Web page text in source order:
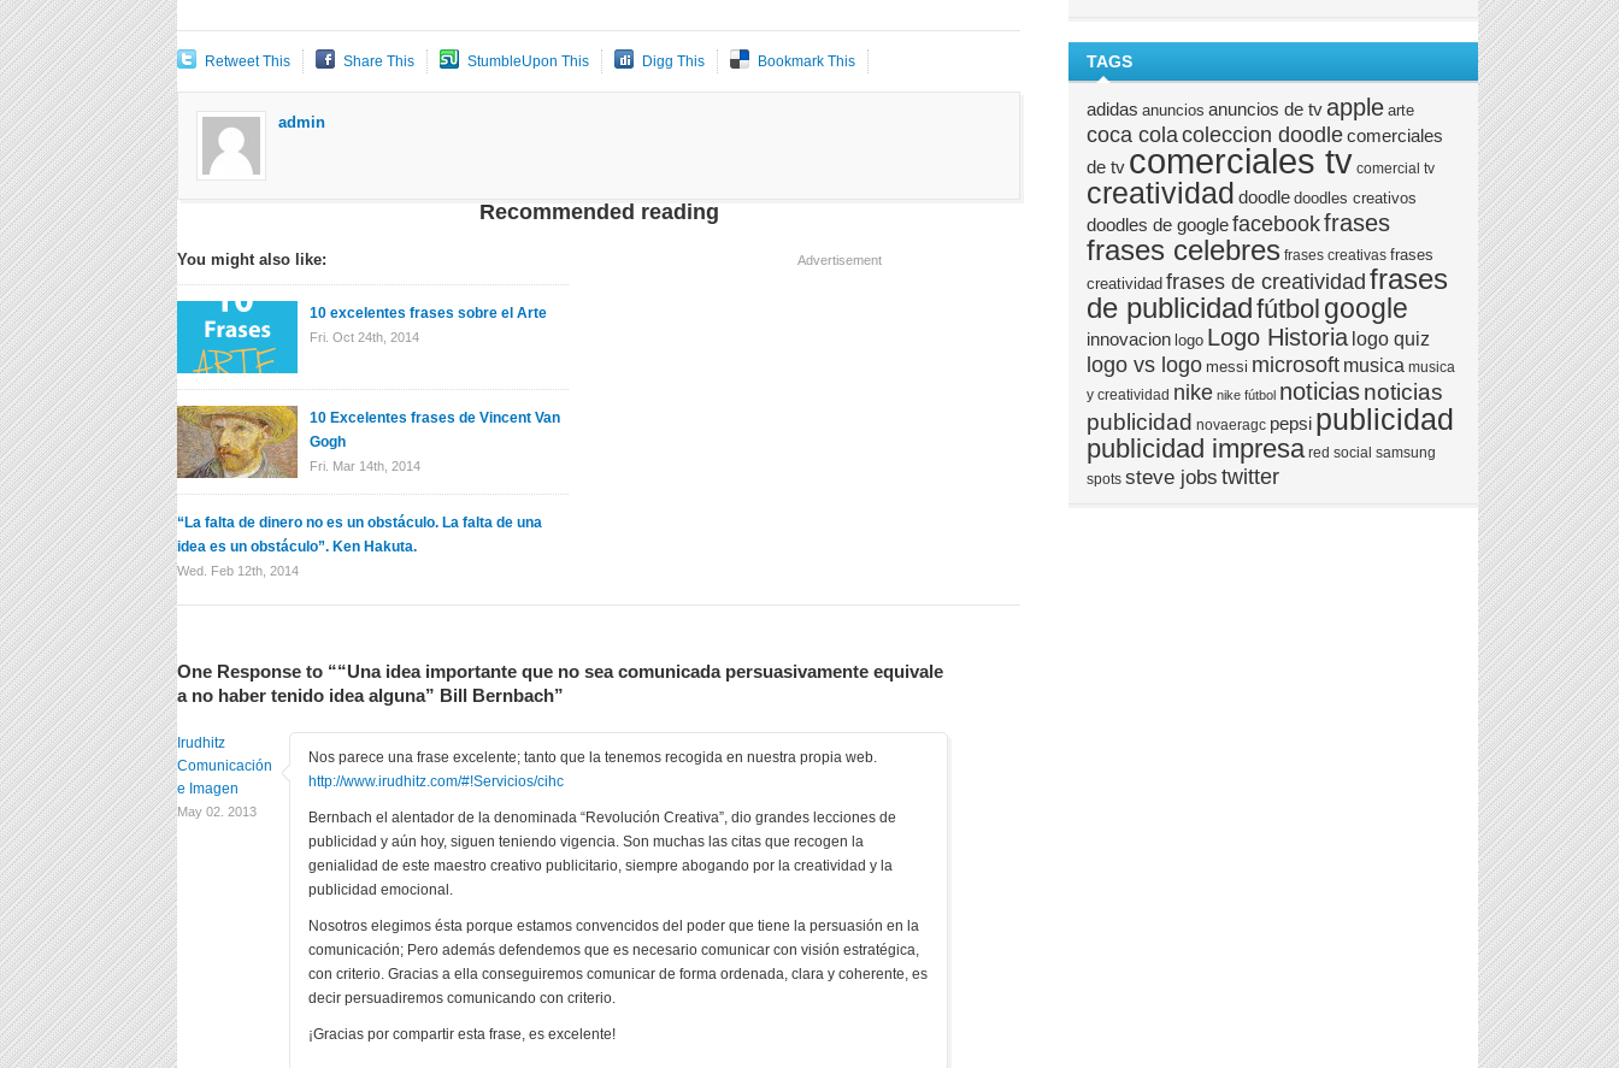
Retweet This Share This StumbleUpon This Digg This Bookmark This
admin
Recommended reading
You might also like:
10 excelentes frases sobre el Arte
Fri. Oct 24th, 2014
10 Excelentes frases de Vincent Van
Gogh
Fri. Mar 14th, 2014
“La falta de dinero no es un obstáculo. La falta de una
idea es un obstáculo”. Ken Hakuta.
Wed. Feb 12th, 2014
Advertisement
One Response to ““Una idea importante que no sea comunicada persuasivamente equivale
a no haber tenido idea alguna” Bill Bernbach”
Irudhitz
Comunicación
e Imagen
May 02. 2013
Nos parece una frase excelente; tanto que la tenemos recogida en nuestra propia web.
http://www.irudhitz.com/#!Servicios/cihc
Bernbach el alentador de la denominada “Revolución Creativa”, dio grandes lecciones de
publicidad y aún hoy, siguen teniendo vigencia. Son muchas las citas que recogen la
genialidad de este maestro creativo publicitario, siempre abogando por la creatividad y la
publicidad emocional.
Nosotros elegimos ésta porque estamos convencidos del poder que tiene la persuasión en la
comunicación; Pero además defendemos que es necesario comunicar con visión estratégica,
con criterio. Gracias a ella conseguiremos comunicar de forma ordenada, clara y coherente, es
decir persuadiremos comunicando con criterio.
¡Gracias por compartir esta frase, es excelente!
TAGS
adidas anuncios anuncios de tvapple arte
coca colacoleccion doodlecomerciales
de tv comerciales tv comercial tv
creatividad doodle doodles creativos
doodles de googlefacebookfrases
frases celebres frases creativas frases
creatividad frases de creatividad frases
de publicidadfútbol google
innovacion logo Logo Historia logo quiz
logo vs logo messi microsoft musica musica
y creatividad nike nike fútbol noticiasnoticias
publicidad novaeragc pepsi publicidad
publicidad impresa red social samsung
spots steve jobs twitter